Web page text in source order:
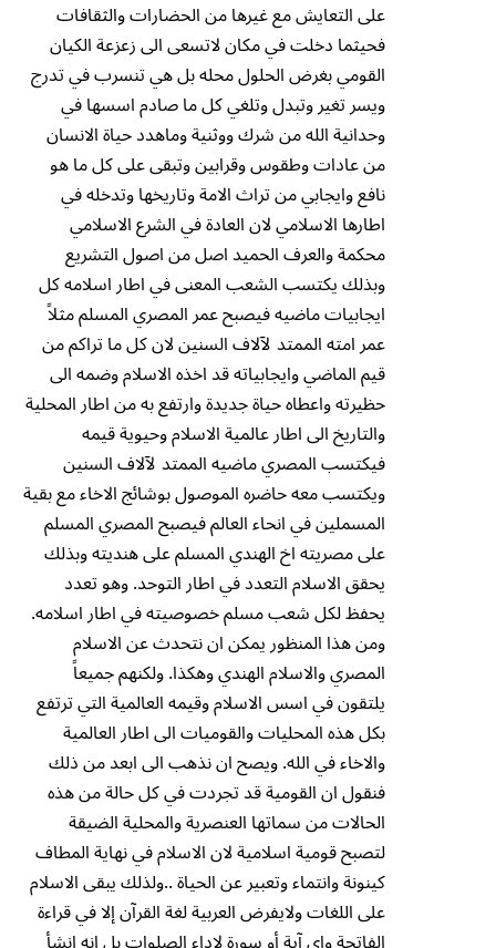
على التعايش مع غيرها من الحضارات والثقافات
فحيثما دخلت في مكان لاتسعى الى زعزعة الكيان
القومي بغرض الحلول محله بل هي تنسرب في تدرج
ويسر تغير وتبدل وتلغي كل ما صادم اسسها في
وحدانية الله من شرك ووثنية وماهدد حياة الانسان
من عادات وطقوس وقرابين وتبقى على كل ما هو
نافع وايجابي من تراث الامة وتاريخها وتدخله في
اطارها الاسلامي لان العادة في الشرع الاسلامي
محكمة والعرف الحميد اصل من اصول التشريع
وبذلك يكتسب الشعب المعنى في اطار اسلامه كل
ايجابيات ماضيه فيصبح عمر المصري المسلم مثلاً
عمر امته الممتد لآلاف السنين لان كل ما تراكم من
قيم الماضي وايجابياته قد اخذه الاسلام وضمه الى
حظيرته واعطاه حياة جديدة وارتفع به من اطار المحلية
والتاريخ الى اطار عالمية الاسلام وحيوية قيمه
فيكتسب المصري ماضيه الممتد لآلاف السنين
ويكتسب معه حاضره الموصول بوشائج الاخاء مع بقية
المسملين في انحاء العالم فيصبح المصري المسلم
على مصريته اخ الهندي المسلم على هنديته وبذلك
يحقق الاسلام التعدد في اطار التوحد. وهو تعدد
يحفظ لكل شعب مسلم خصوصيته في اطار اسلامه.
ومن هذا المنظور يمكن ان نتحدث عن الاسلام
المصري والاسلام الهندي وهكذا. ولكنهم جميعاً
يلتقون في اسس الاسلام وقيمه العالمية التي ترتفع
بكل هذه المحليات والقوميات الى اطار العالمية
والاخاء في الله. ويصح ان نذهب الى ابعد من ذلك
فنقول ان القومية قد تجردت في كل حالة من هذه
الحالات من سماتها العنصرية والمحلية الضيقة
لتصبح قومية اسلامية لان الاسلام في نهاية المطاف
كينونة وانتماء وتعبير عن الحياة ..ولذلك يبقى الاسلام
على اللغات ولايفرض العربية لغة القرآن إلا في قراءة